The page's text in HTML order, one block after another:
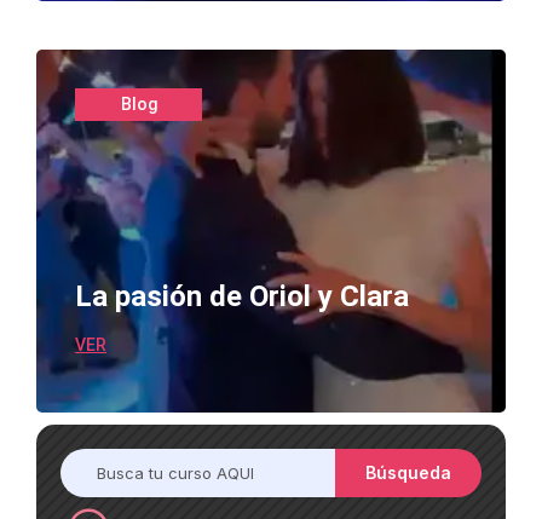
Blog
La pasión de Oriol y Clara
VER